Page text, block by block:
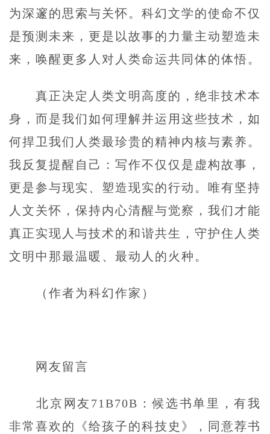
为深邃的思索与关怀。科幻文学的使命不仅
是预测未来，更是以故事的力量主动塑造未
来，唤醒更多人对人类命运共同体的体悟。
真正决定人类文明高度的，绝非技术本
身，而是我们如何理解并运用这些技术，如
何捍卫我们人类最珍贵的精神内核与素养。
我反复提醒自己：写作不仅仅是虚构故事，
更是参与现实、塑造现实的行动。唯有坚持
人文关怀，保持内心清醒与觉察，我们才能
真正实现人与技术的和谐共生，守护住人类
文明中那最温暖、最动人的火种。
（作者为科幻作家）
网友留言
北京网友71B70B：候选书单里，有我
非常喜欢的《给孩子的科技史》，同意荐书